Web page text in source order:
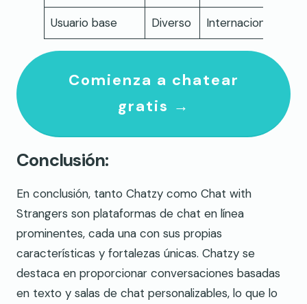
Usuario base Diverso Internacional
Comienza a chatear
gratis →
Conclusión:
En conclusión, tanto Chatzy como Chat with
Strangers son plataformas de chat en línea
prominentes, cada una con sus propias
características y fortalezas únicas. Chatzy se
destaca en proporcionar conversaciones basadas
en texto y salas de chat personalizables, lo que lo